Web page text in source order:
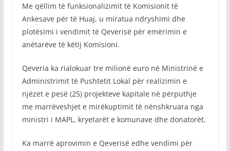
Me qëllim të funksionalizimit të Komisionit të
Ankesave për të Huaj, u miratua ndryshimi dhe
plotësimi i vendimit të Qeverisë për emërimin e
anëtarëve të këtij Komisioni.
Qeveria ka rialokuar tre milionë euro në Ministrinë e
Administrimit të Pushtetit Lokal për realizimin e
njëzet e pesë (25) projekteve kapitale në përputhje
me marrëveshjet e mirëkuptimit të nënshkruara nga
ministri i MAPL, kryetarët e komunave dhe donatorët.
Ka marrë aprovimin e Qeverisë edhe vendimi për